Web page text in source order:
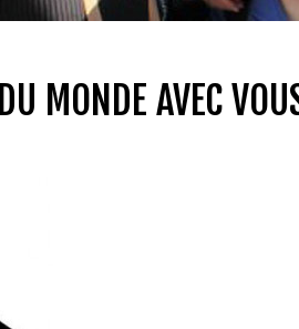
MONDE AVEC